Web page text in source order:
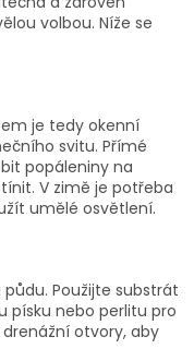
volbou. Níže se
je tedy okenní
svitu. Přímé
popáleniny na
V zimě je potřeba
umělé osvětlení.
Použijte substrát
písku nebo perlitu pro
otvory, aby